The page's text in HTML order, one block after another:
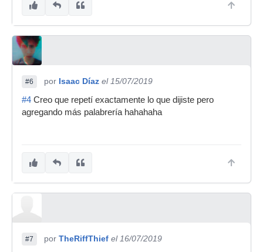
#6 por Isaac Díaz el 15/07/2019
#4 Creo que repetí exactamente lo que dijiste pero
agregando más palabrería hahahaha
#7 por TheRiffThief el 16/07/2019